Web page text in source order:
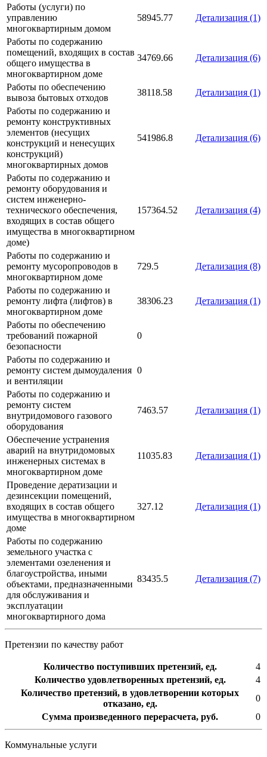
Работы (услуги) по
управлению
многоквартирным домом
58945.77 Детализация (1)
Работы по содержанию
помещений, входящих в состав
общего имущества в
многоквартирном доме
34769.66 Детализация (6)
Работы по обеспечению
вывоза бытовых отходов
38118.58
Детализация (1)
Работы по содержанию и
ремонту конструктивных
элементов (несущих
конструкций и ненесущих
конструкций)
многоквартирных домов
541986.8 Детализация (6)
Работы по содержанию и
ремонту оборудования и
систем инженерно-
технического обеспечения,
входящих в состав общего
имущества в многоквартирном
доме)
157364.52 Детализация (4)
Работы по содержанию и
ремонту мусоропроводов в
многоквартирном доме
729.5 Детализация (8)
Работы по содержанию и
ремонту лифта (лифтов) в
многоквартирном доме
38306.23 Детализация (1)
Работы по обеспечению
требований пожарной
безопасности
0
Работы по содержанию и
ремонту систем дымоудаления
и вентиляции
0
Работы по содержанию и
ремонту систем
внутридомового газового
оборудования
7463.57 Детализация (1)
Обеспечение устранения
аварий на внутридомовых
инженерных системах в
многоквартирном доме
11035.83 Детализация (1)
Проведение дератизации и
дезинсекции помещений,
входящих в состав общего
имущества в многоквартирном
доме
327.12 Детализация (1)
Работы по содержанию
земельного участка с
элементами озеленения и
благоустройства, иными
объектами, предназначенными
для обслуживания и
эксплуатации
многоквартирного дома
83435.5 Детализация (7)
Претензии по качеству работ
Количество поступивших претензий, ед.
4
Количество удовлетворенных претензий, ед.
4
Количество претензий, в удовлетворении которых
отказано, ед.
0
Сумма произведенного перерасчета, руб.
0
Коммунальные услуги